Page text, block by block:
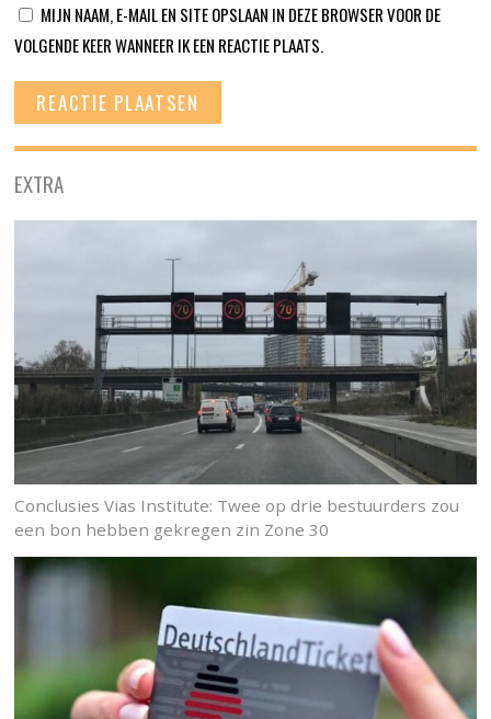
MIJN NAAM, E-MAIL EN SITE OPSLAAN IN DEZE BROWSER VOOR DE
VOLGENDE KEER WANNEER IK EEN REACTIE PLAATS.
EXTRA
Conclusies Vias Institute: Twee op drie bestuurders zou
een bon hebben gekregen zin Zone 30